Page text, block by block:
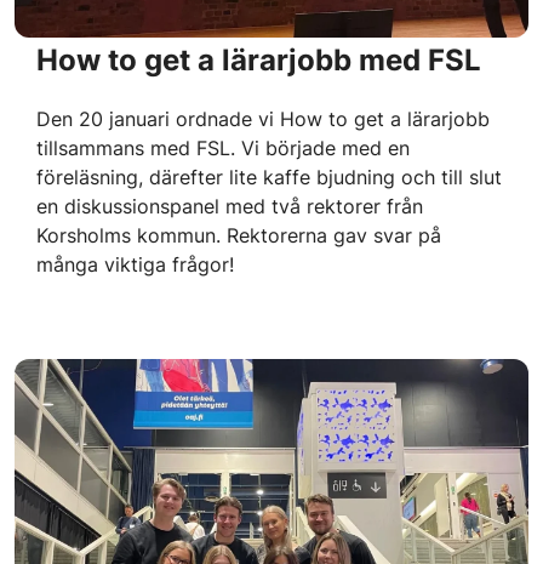
How to get a lärarjobb med FSL
Den 20 januari ordnade vi How to get a lärarjobb
tillsammans med FSL. Vi började med en
föreläsning, därefter lite kaffe bjudning och till slut
en diskussionspanel med två rektorer från
Korsholms kommun. Rektorerna gav svar på
många viktiga frågor!